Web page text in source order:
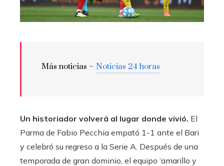
Más noticias – Noticias 24 horas
Un historiador volverá al lugar donde vivió. El
Parma de Fabio Pecchia empató 1-1 ante el Bari
y celebró su regreso a la Serie A. Después de una
temporada de gran dominio, el equipo ‘amarillo y